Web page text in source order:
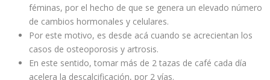
féminas, por el hecho de que se genera un elevado número
de cambios hormonales y celulares.
Por este motivo, es desde acá cuando se acrecientan los
casos de osteoporosis y artrosis.
En este sentido, tomar más de 2 tazas de café cada día
acelera la descalcificación, por 2 vías.